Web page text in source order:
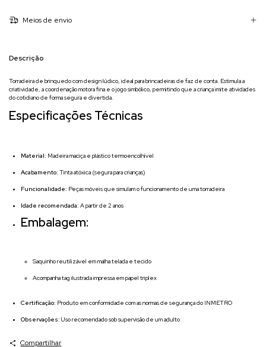
Meios de envio
Descrição
Torradeira de brinquedo com design lúdico, ideal para brincadeiras de faz de conta. Estimula a
criatividade, a coordenação motora fina e o jogo simbólico, permitindo que a criança imite atividades
do cotidiano de forma segura e divertida.
Especificações Técnicas
Material: Madeira maciça e plástico termoencolhível
Acabamento: Tinta atóxica (segura para crianças)
Funcionalidade: Peças móveis que simulam o funcionamento de uma torradeira
Idade recomendada: A partir de 2 anos
Embalagem:
Saquinho reutilizável em malha telada e tecido
Acompanha tag ilustrada impressa em papel triplex
Certificação: Produto em conformidade com as normas de segurança do INMETRO
Observações: Uso recomendado sob supervisão de um adulto
Compartilhar